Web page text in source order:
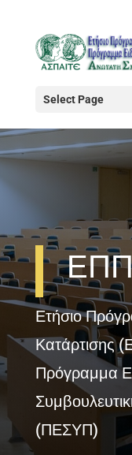
Select Page
Ετήσιο
Κατάρτισης
Πρόγραμμα
(ΠΕΣΥΠ)